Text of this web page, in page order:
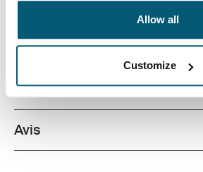
Allow all
Customize
Toggle features
Toutes les caractéristiques
Toggle techspec
Caractéristiques techniques
Toggle overview
Avis